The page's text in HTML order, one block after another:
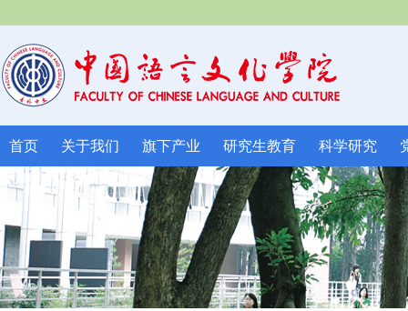
首页 关于我们 旗下产业 研究生教育 科学研究